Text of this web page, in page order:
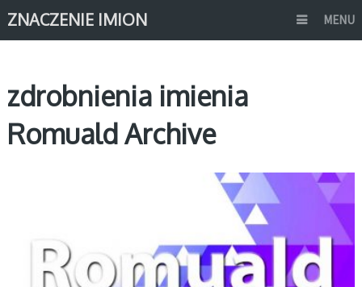
ZNACZENIE IMION MENU
zdrobnienia imienia
Romuald Archive